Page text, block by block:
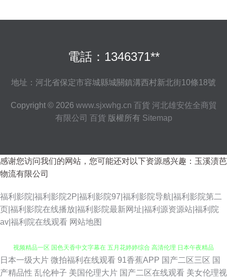
電話：1346371**
地址：河北省保定市容城縣城關鎮溝西村新北街10條18號
Copyright © 2026 www.sjxwhg.cn 百貨 河北雄安佐全商貿
有限公司 百貨版權所有 Sitemap
感谢您访问我们的网站，您可能还对以下资源感兴趣：玉溪渍芭
物流有限公司
福利影院|福利影院2P|福利影院97|福利影院导航|福利影院第二
页|福利影院在线播放|福利影院最新网址|福利源资源站|福利院
av|福利院在线观看 网站地图
人妻福利导航 雨燕体育免费高清观看 妞干网妞干网妞干网妞干网 呦男呦女
日本一级大片 微拍福利在线观看 91香蕉APP 国产二区三区 国
产精品性 乱伦种子 美国伦理大片 国产二区在线观看 美女伦理视